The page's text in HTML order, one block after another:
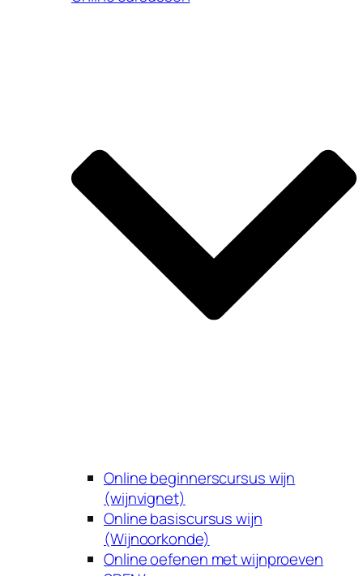
Online beginnerscursus wijn
(wijnvignet)
Online basiscursus wijn
(Wijnoorkonde)
Online oefenen met wijnproeven